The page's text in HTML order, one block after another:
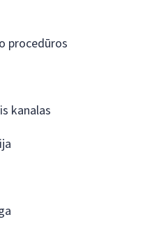
procedūros
kanalas